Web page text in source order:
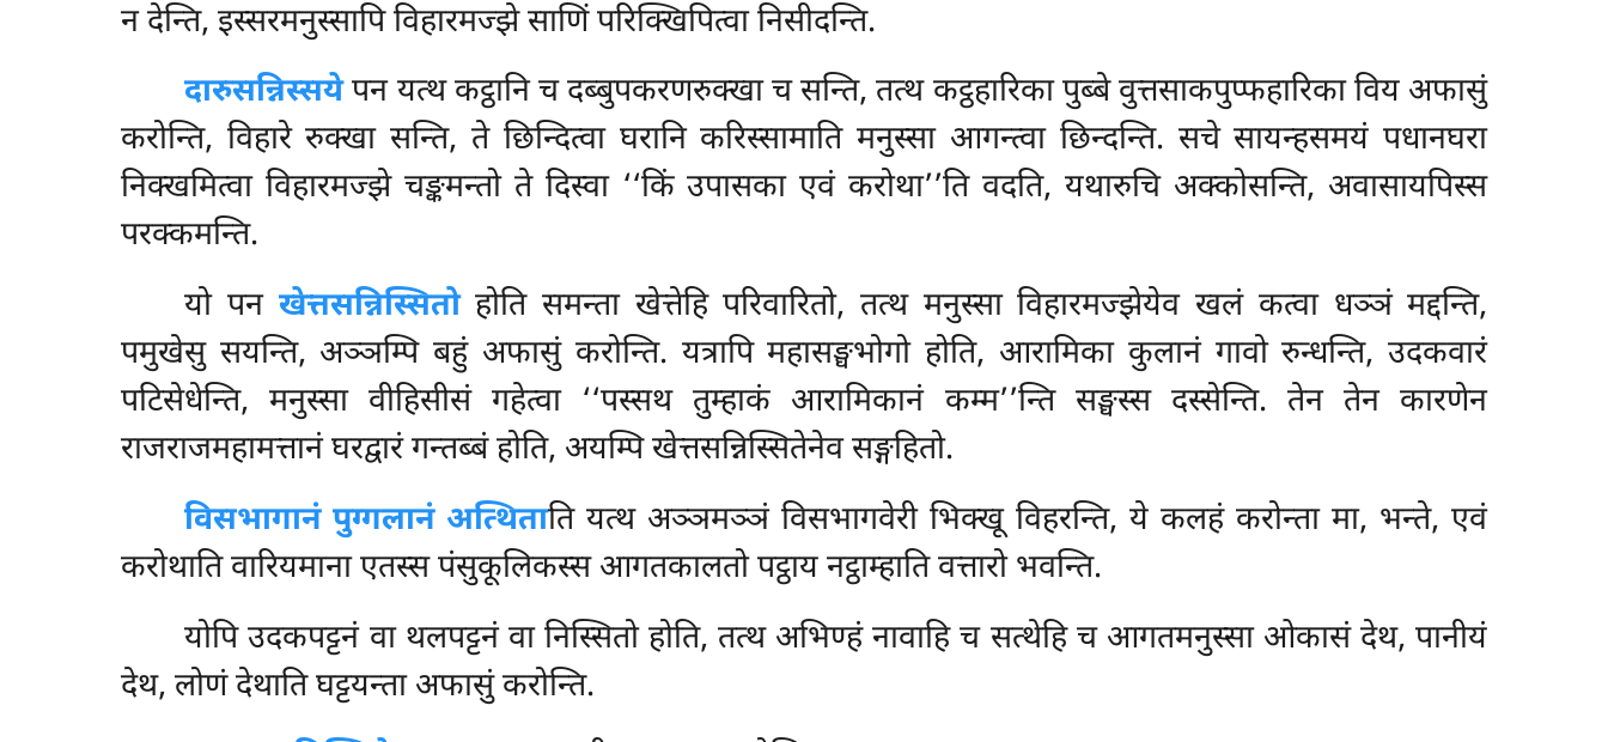
न देन्ति, इस्सरमनुस्सापि विहारमज्झे साणिं परिक्खिपित्वा निसीदन्ति.
दारुसन्निस्सयेपन यत्थ कट्ठानि च दब्बुपकरणरुक्खा च सन्ति, तत्थ कट्ठहारिका पुब्बे वुत्तसाकपुप्फहारिका विय अफासुं
करोन्ति, विहारे रुक्खा सन्ति, ते छिन्दित्वा घरानि करिस्सामाति मनुस्सा आगन्त्वा छिन्दन्ति. सचे सायन्हसमयं पधानघरा
निक्खमित्वा विहारमज्झे चङ्कमन्तो ते दिस्वा ‘‘किं उपासका एवं करोथा’’ति वदति, यथारुचि अक्कोसन्ति, अवासायपिस्स
परक्कमन्ति.
यो पन खेत्तसन्निस्सितोहोति समन्ता खेत्तेहि परिवारितो, तत्थ मनुस्सा विहारमज्झेयेव खलं कत्वा धञ्ञं मद्दन्ति,
पमुखेसु सयन्ति, अञ्ञम्पि बहुं अफासुं करोन्ति. यत्रापि महासङ्घभोगो होति, आरामिका कुलानं गावो रुन्धन्ति, उदकवारं
पटिसेधेन्ति, मनुस्सा वीहिसीसं गहेत्वा ‘‘पस्सथ तुम्हाकं आरामिकानं कम्म’’न्ति सङ्घस्स दस्सेन्ति. तेन तेन कारणेन
राजराजमहामत्तानं घरद्वारं गन्तब्बं होति, अयम्पि खेत्तसन्निस्सितेनेव सङ्गहितो.
विसभागानं पुग्गलानं अत्थिताति यत्थ अञ्ञमञ्ञं विसभागवेरी भिक्खू विहरन्ति, ये कलहंकरोन्ता मा, भन्ते, एवं
करोथाति वारियमाना एतस्स पंसुकूलिकस्स आगतकालतो पट्ठाय नट्ठाम्हाति वत्तारो भवन्ति.
योपिउदकपट्टनं वा थलपट्टनं वा निस्सितो होति, तत्थ अभिण्हं नावाहि च सत्थेहि च आगतमनुस्सा ओकासं देथ, पानीयं
देथ, लोणं देथाति घट्टयन्ता अफासुं करोन्ति.